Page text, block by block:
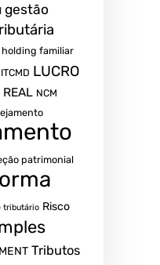
gestão
holding familiar
ITCMD LUCRO
REAL NCM
patrimonial
tributário Risco
Tributos